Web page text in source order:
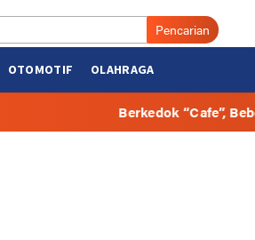
Pencarian
OTOMOTIF OLAHRAGA
Berkedok “Cafe”, Beberapa Hunian di